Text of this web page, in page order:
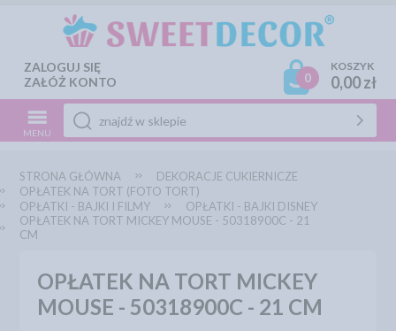
ZALOGUJ SIĘ
ZAŁÓŻ KONTO
0
KOSZYK
0,00 zł
MENU
STRONA GŁÓWNA
DEKORACJE CUKIERNICZE
OPŁATEK NA TORT (FOTO TORT)
OPŁATKI - BAJKI I FILMY
OPŁATKI - BAJKI DISNEY
OPŁATEK NA TORT MICKEY MOUSE - 50318900C - 21
CM
OPŁATEK NA TORT MICKEY
MOUSE - 50318900C - 21 CM